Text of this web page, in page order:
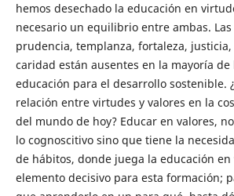
hemos desechado la educación en
necesario un equilibrio entre ambas.
prudencia, templanza, fortaleza, justicia,
caridad están ausentes en la mayoría
educación para el desarrollo sostenible.
relación entre virtudes y valores en la
del mundo de hoy? Educar en valores,
lo cognoscitivo sino que tiene la
de hábitos, donde juega la educación
elemento decisivo para esta formación;